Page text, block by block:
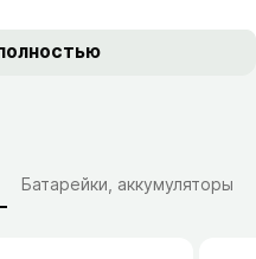
Батарейки, аккумуляторы